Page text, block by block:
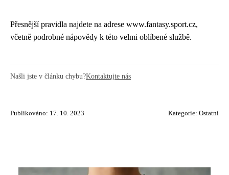
Přesnější pravidla najdete na adrese www.fantasy.sport.cz,
včetně podrobné nápovědy k této velmi oblíbené službě.
Našli jste v článku chybu?Kontaktujte nás
Publikováno: 17. 10. 2023 Kategorie: Ostatní